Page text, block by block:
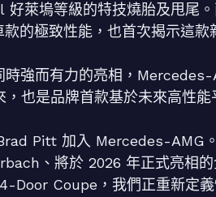
好萊塢等級的特技燒胎及甩尾
的極致性能，也首次揭示這
時強而有力的亮相，
也是品牌首款基於未來高性能
Pitt 加入 Mercedes-AMG
、將於 2026 年正式亮相
Door Coupe，我們正重新定